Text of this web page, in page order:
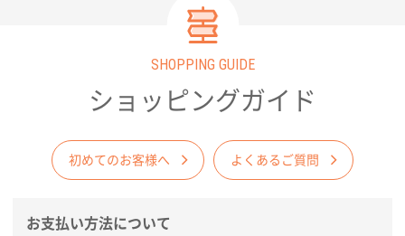
ワンポイントポリ袋 B4サイズ
2026年03月17日 19:11
ワンポイントポリ袋 A4サイズ
2026年03月09日 08:27
SHOPPING GUIDE
ショッピングガイド
初めてのお客様へ よくあるご質問
お支払い方法について